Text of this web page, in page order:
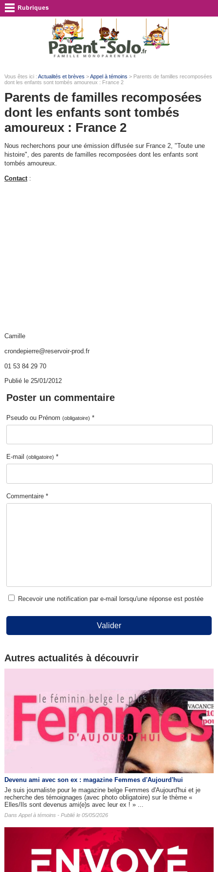
Vous êtes ici : Actualités et brèves >Appel à témoins > Parents de familles recomposées
dont les enfants sont tombés amoureux : France 2
Parents de familles recomposées
dont les enfants sont tombés
amoureux : France 2
Nous recherchons pour une émission diffusée sur France 2, "Toute une
histoire", des parents de familles recomposées dont les enfants sont
tombés amoureux.
Contact:
Camille
crondepierre@reservoir-prod.fr
01 53 84 29 70
Publié le 25/01/2012
Poster un commentaire
Pseudo ou Prénom(obligatoire) *
E-mail(obligatoire) *
Commentaire *
Recevoir une notification par e-mail lorsqu'une réponse est postée
Valider
Autres actualités à découvrir
Devenu ami avec son ex : magazine Femmes d'Aujourd'hui
Je suis journaliste pour le magazine belge Femmes d'Aujourd'hui et je
recherche des témoignages (avec photo obligatoire) sur le thème «
Elles/Ils sont devenus ami(e)s avec leur ex ! » ...
Dans Appel à témoins - Publié le 05/05/2026